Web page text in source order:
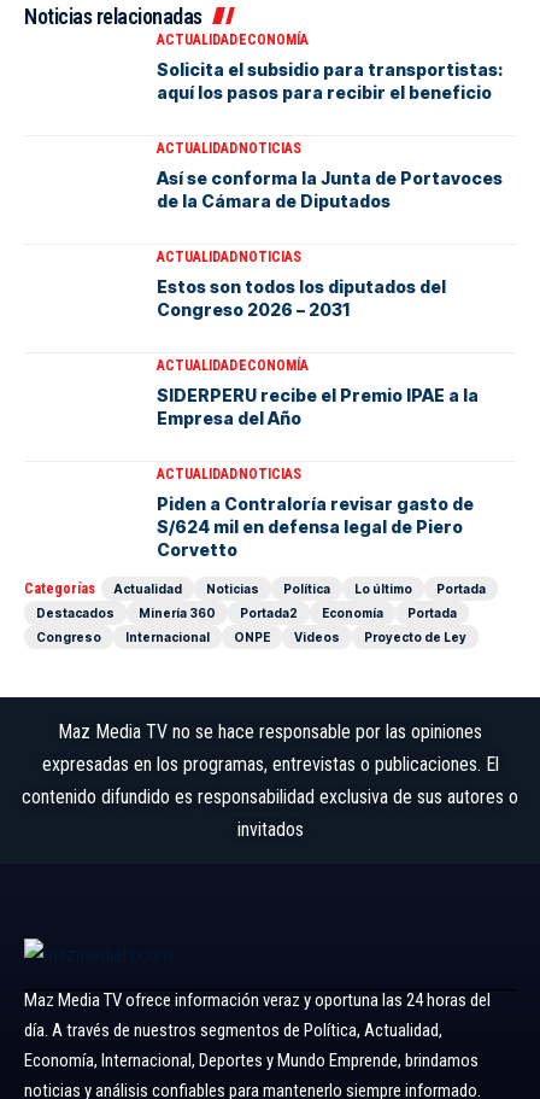
Noticias relacionadas
ACTUALIDADECONOMÍA
Solicita el subsidio para transportistas:
aquí los pasos para recibir el beneficio
ACTUALIDADNOTICIAS
Así se conforma la Junta de Portavoces
de la Cámara de Diputados
ACTUALIDADNOTICIAS
Estos son todos los diputados del
Congreso 2026 – 2031
ACTUALIDADECONOMÍA
SIDERPERU recibe el Premio IPAE a la
Empresa del Año
ACTUALIDADNOTICIAS
Piden a Contraloría revisar gasto de
S/624 mil en defensa legal de Piero
Corvetto
Categorías Actualidad Noticias Política Lo último
Portada
Destacados
Minería 360 Portada2 Economía
Portada
Congreso
Internacional ONPE Videos Proyecto de Ley
Maz Media TV no se hace responsable por las opiniones
expresadas en los programas, entrevistas o publicaciones. El
contenido difundido es responsabilidad exclusiva de sus autores o
invitados
Maz Media TV ofrece información veraz y oportuna las 24 horas del
día. A través de nuestros segmentos de Política, Actualidad,
Economía, Internacional, Deportes y Mundo Emprende, brindamos
noticias y análisis confiables para mantenerlo siempre informado.